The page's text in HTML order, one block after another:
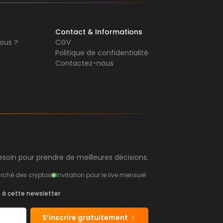
?
Contact & Informations
CGV
Politique de confidentialité
Contactez-nous
pour prendre de meilleures décisions.
des cryptos Invitation pour le live mensuel
à cette newsletter
S’inscrire gratuitement